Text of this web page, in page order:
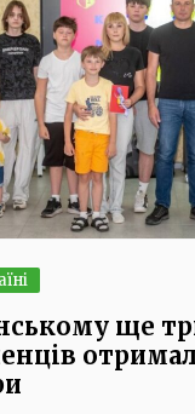
ще